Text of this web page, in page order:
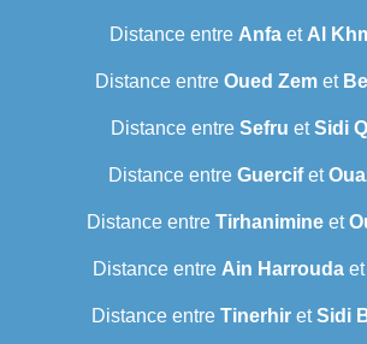
Distance entre Anfa et Al
Distance entre Oued Zemet
Distance entre Sefru etSidi
Distance entre Guercifet
Distance entre Tirhanimine et
Distance entre Ain Harrouda et
Distance entre TinerhiretSidi